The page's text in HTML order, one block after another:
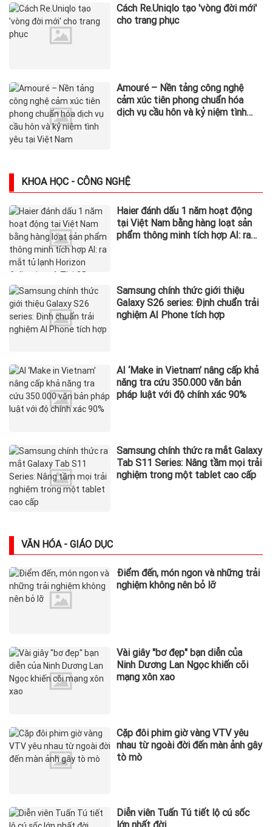
Cách Re.Uniqlo tạo 'vòng đời mới'
cho trang phục
Amouré – Nền tảng công nghệ
cảm xúc tiên phong chuẩn hóa
dịch vụ cầu hôn và kỷ niệm tình
KHOA HỌC - CÔNG NGHỆ
Haier đánh dấu 1 năm hoạt động
tại Việt Nam bằng hàng loạt sản
phẩm thông minh tích hợp AI: ra
Samsung chính thức giới thiệu
Galaxy S26 series: Định chuẩn trải
nghiệm AI Phone tích hợp
AI ‘Make in Vietnam’ nâng cấp khả
năng tra cứu 350.000 văn bản
pháp luật với độ chính xác 90%
Samsung chính thức ra mắt Galaxy
Tab S11 Series: Nâng tầm mọi trải
nghiệm trong một tablet cao cấp
VĂN HÓA - GIÁO DỤC
Điểm đến, món ngon và những trải
nghiệm không nên bỏ lỡ
Vài giây "bơ đẹp" bạn diễn của
Ninh Dương Lan Ngọc khiến cõi
mạng xôn xao
Cặp đôi phim giờ vàng VTV yêu
nhau từ ngoài đời đến màn ảnh gây
tò mò
Diễn viên Tuấn Tú tiết lộ cú sốc